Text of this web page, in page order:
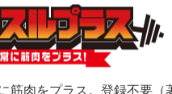
筋肉をプラス。登録不要（